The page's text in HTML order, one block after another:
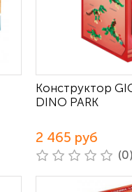
Конструктор
DINO PARK
2 465 руб